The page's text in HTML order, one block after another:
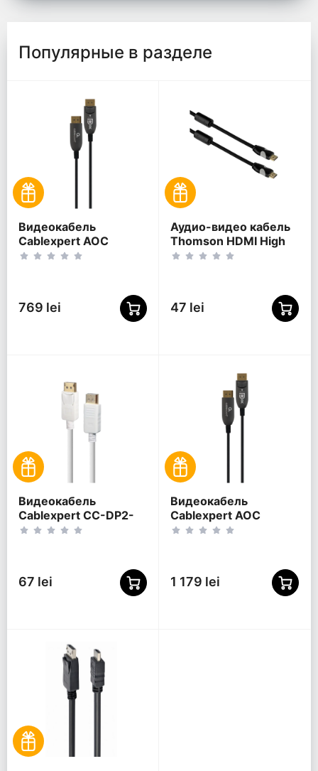
Популярные в разделе
Видеокабель
Cablexpert AOC
Premium Series,
769 lei
Аудио-видео кабель
Thomson HDMI High
Speed, HDMI (M) -
47 lei
Видеокабель
Cablexpert CC-DP2-
6-W, DisplayPort (M) -
67 lei
Видеокабель
Cablexpert AOC
Premium Series,
1 179 lei